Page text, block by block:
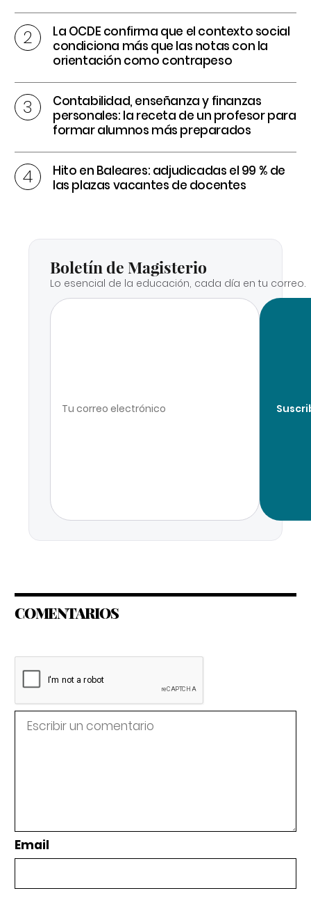
La OCDE confirma que el contexto social
condiciona más que las notas con la
orientación como contrapeso
Contabilidad, enseñanza y finanzas
personales: la receta de un profesor para
formar alumnos más preparados
Hito en Baleares: adjudicadas el 99 % de
las plazas vacantes de docentes
Boletín de Magisterio
Lo esencial de la educación, cada día en tu correo.
COMENTARIOS
Email